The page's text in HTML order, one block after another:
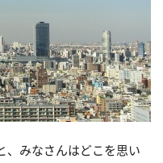
、みなさんはどこを思い